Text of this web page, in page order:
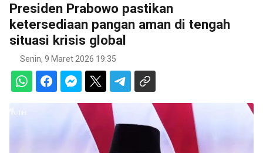
Presiden Prabowo pastikan
ketersediaan pangan aman di tengah
situasi krisis global
Senin, 9 Maret 2026 19:35